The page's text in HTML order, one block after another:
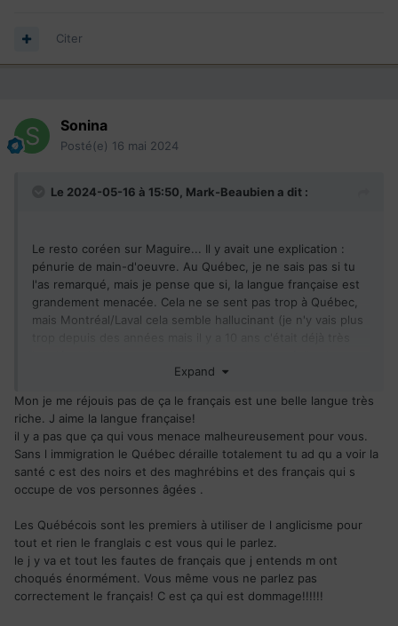
Citer
Sonina
Posté(e) 16 mai 2024
Le 2024-05-16 à 15:50, Mark-Beaubien a dit :
Le resto coréen sur Maguire... Il y avait une explication :
pénurie de main-d'oeuvre. Au Québec, je ne sais pas si tu
l'as remarqué, mais je pense que si, la langue française est
grandement menacée. Cela ne se sent pas trop à Québec,
mais Montréal/Laval cela semble hallucinant (je n'y vais plus
nous touche pas, car quand Québec tombera, ce sera la fin.
très différent.
Finalement, je te trouve de plus en plus antipathétique. Plus
tu te défends, plus tu t 'enfonces. Tu te réjouis du génocide
linguistique et culturel qui nous menace. Finalement, tu
seras mieux en France...
Expand
Mon je me réjouis pas de ça le français est une belle langue très
riche. J aime la langue française!
il y a pas que ça qui vous menace malheureusement pour vous.
Sans l immigration le Québec déraille totalement tu ad qu a voir la
santé c est des noirs et des maghrébins et des français qui s
occupe de vos personnes âgées .
Les Québécois sont les premiers à utiliser de l anglicisme pour
tout et rien le franglais c est vous qui le parlez.
le j y va et tout les fautes de français que j entends m ont
choqués énormément. Vous même vous ne parlez pas
correctement le français! C est ça qui est dommage!!!!!!